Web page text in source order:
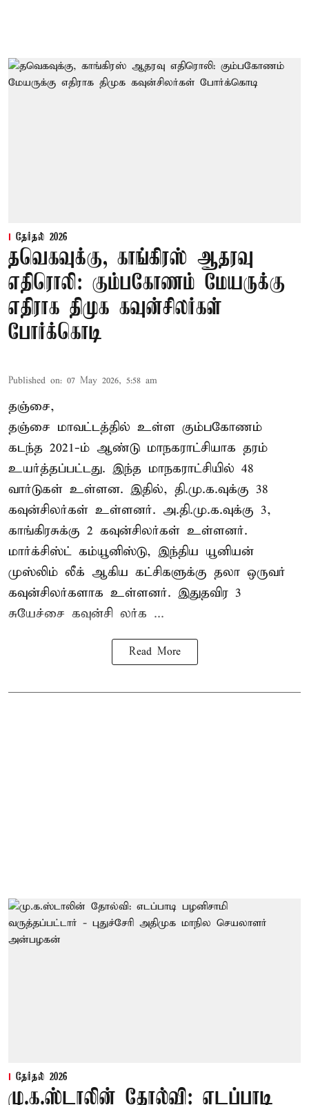
தேர்தல் 2026
தவெகவுக்கு, காங்கிரஸ் ஆதரவு
எதிரொலி: கும்பகோணம் மேயருக்கு
எதிராக திமுக கவுன்சிலர்கள்
போர்க்கொடி
Published on: 07 May 2026, 5:58 am
தஞ்சை,
தஞ்சை மாவட்டத்தில் உள்ள கும்பகோணம்
கடந்த 2021-ம் ஆண்டு மாநகராட்சியாக தரம்
உயர்த்தப்பட்டது. இந்த மாநகராட்சியில் 48
வார்டுகள் உள்ளன. இதில், தி.மு.க.வுக்கு 38
கவுன்சிலர்கள் உள்ளனர். அ.தி.மு.க.வுக்கு 3,
காங்கிரசுக்கு 2 கவுன்சிலர்கள் உள்ளனர்.
மார்க்சிஸ்ட் கம்யூனிஸ்டு, இந்திய யூனியன்
முஸ்லிம் லீக் ஆகிய கட்சிகளுக்கு தலா ஒருவர்
கவுன்சிலர்களாக உள்ளனர். இதுதவிர 3
சுயேச்சை கவுன்சி லர்க ...
Read More
தேர்தல் 2026
மு.க.ஸ்டாலின் தோல்வி: எடப்பாடி